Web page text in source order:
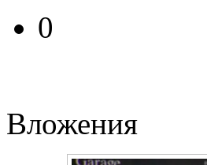
0
Вложения